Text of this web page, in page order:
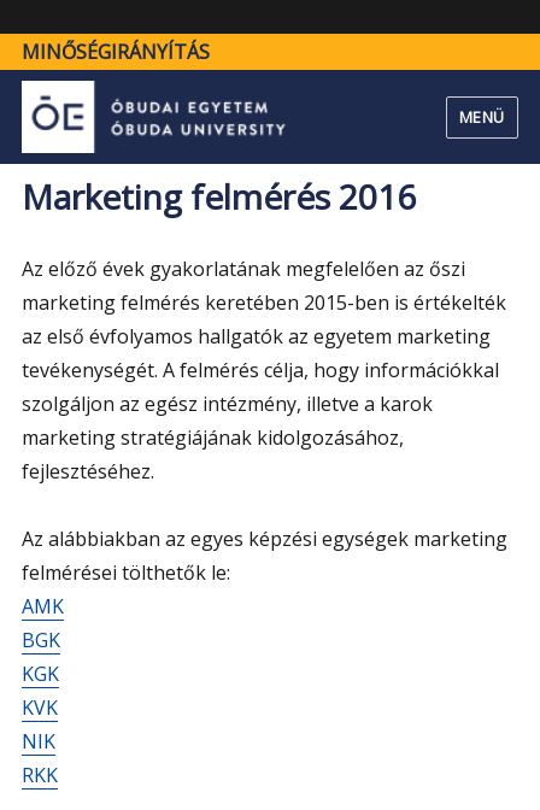
felmérés
2016"
MINŐSÉGIRÁNYÍTÁS
MENÜ
Marketing felmérés 2016
Az előző évek gyakorlatának megfelelően az őszi
marketing felmérés keretében 2015-ben is értékelték
az első évfolyamos hallgatók az egyetem marketing
tevékenységét. A felmérés célja, hogy információkkal
szolgáljon az egész intézmény, illetve a karok
marketing stratégiájának kidolgozásához,
fejlesztéséhez.
Az alábbiakban az egyes képzési egységek marketing
felmérései tölthetők le:
AMK
BGK
KGK
KVK
NIK
RKK